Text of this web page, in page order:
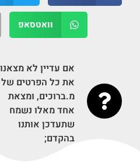
וואטסאפ
אם עדיין לא מצאנו
את כל הפרטים של
מ.ברוכים, ומצאת
אחד מאלו נשמח
שתעדכן אותנו
בהקדם;